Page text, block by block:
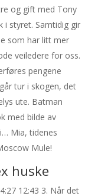
og gift med Tony
i styret. Samtidig gir
som har litt mer
veiledere for oss.
pengene
tur i skogen, det
ute. Batman
med bilde av
Mia, tidenes
Mule!
huske
12:43 3. Når det